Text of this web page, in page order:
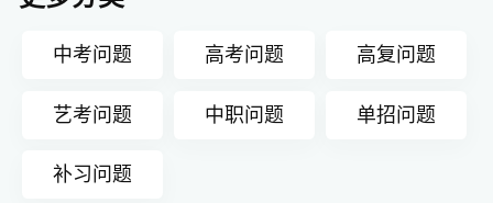
中考问题 高考问题 高复问题
艺考问题 中职问题 单招问题
补习问题